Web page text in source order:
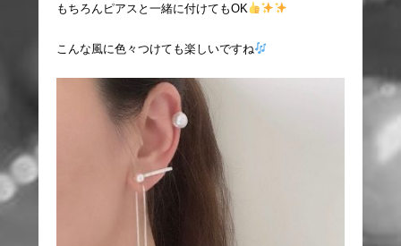
もちろんピアスと一緒に付けてもOK
こんな風に色々つけても楽しいですね